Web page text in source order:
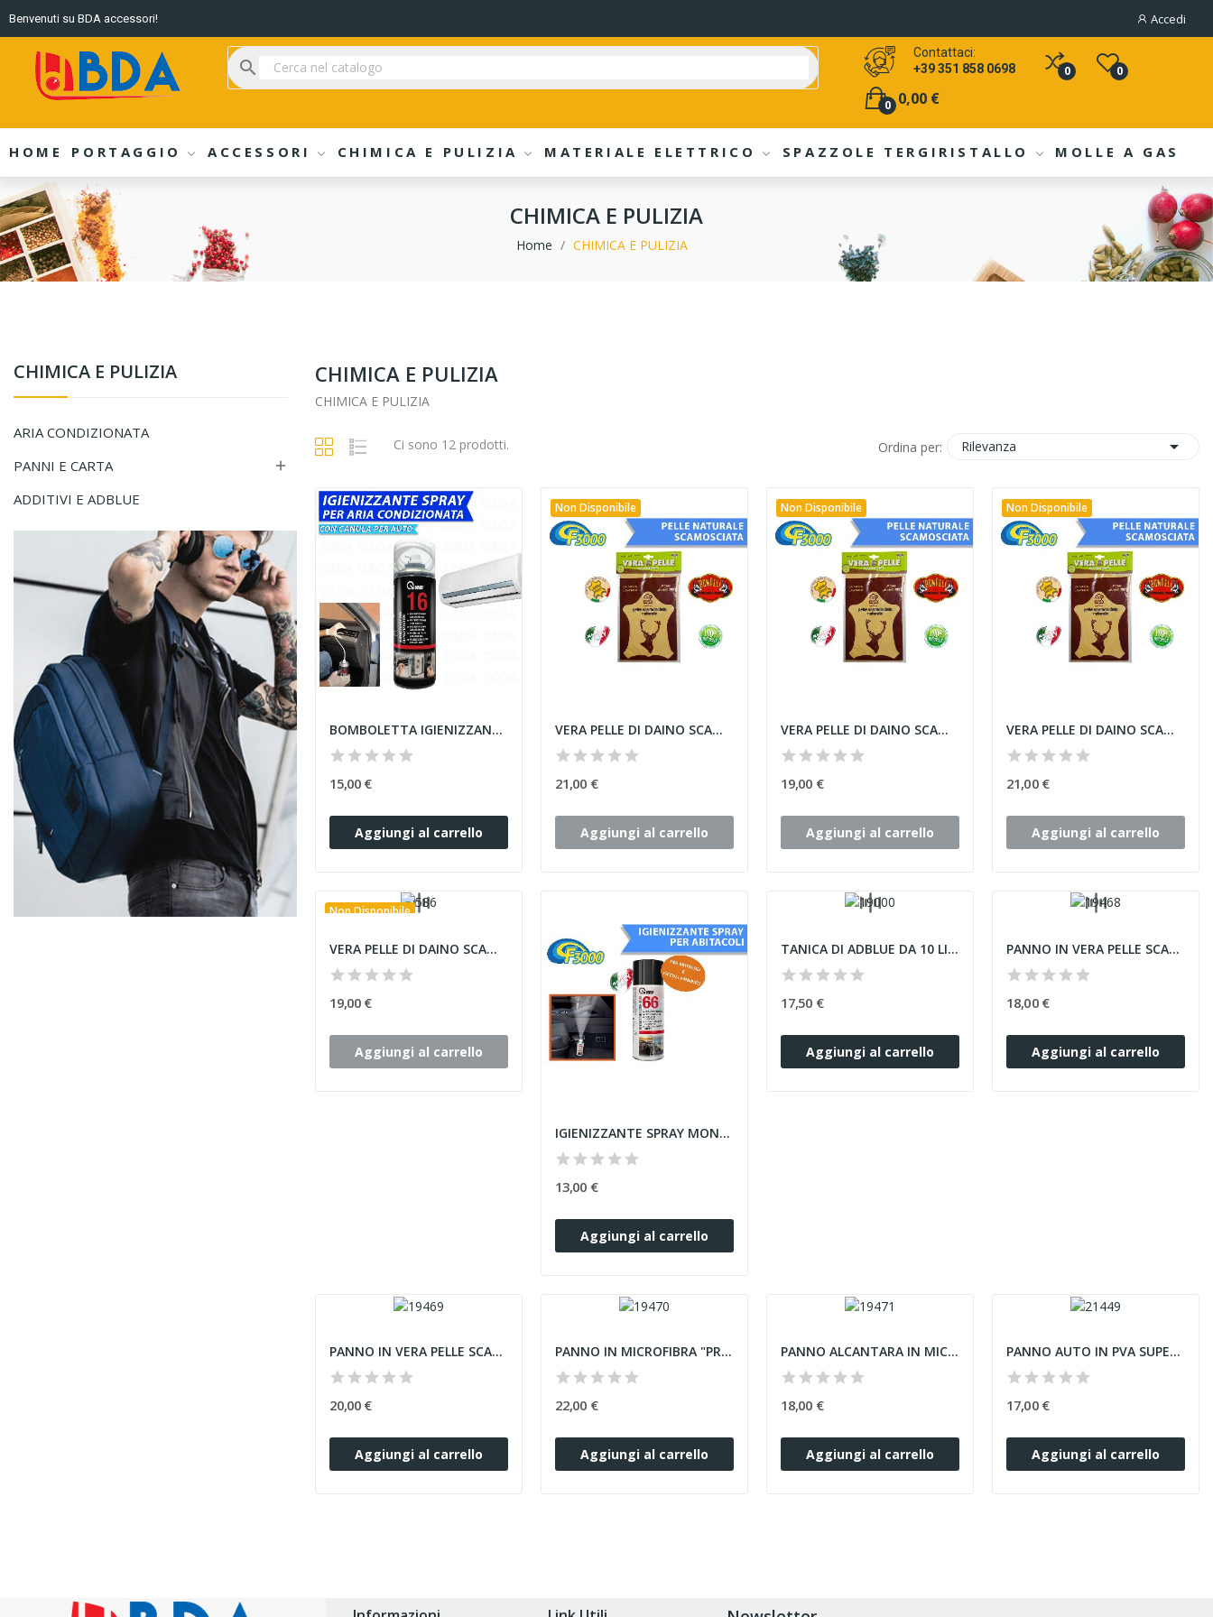
Benvenuti su BDA accessori! Accedi
search
Contattaci:
+39 351 858 0698
0 0
0,00 €
0
HOME PORTAGGIO ACCESSORI CHIMICA E PULIZIA MATERIALE ELETTRICO SPAZZOLE TERGIRISTALLO MOLLE A GAS
CHIMICA E PULIZIA
Home CHIMICA E PULIZIA
CHIMICA E PULIZIA
ARIA CONDIZIONATA
PANNI E CARTA

ADDITIVI E ADBLUE
CHIMICA E PULIZIA
CHIMICA E PULIZIA
Ci sono 12 prodotti. Ordina per: Rilevanza 
BOMBOLETTA IGIENIZZANTE SPRAY PER...
15,00 €
Aggiungi al carrello
Non Disponibile
VERA PELLE DI DAINO SCAMOSCIATA 100% NATURALE...
21,00 €
Aggiungi al carrello
Non Disponibile
VERA PELLE DI DAINO SCAMOSCIATA 100% NATURALE...
19,00 €
Aggiungi al carrello
Non Disponibile
VERA PELLE DI DAINO SCAMOSCIATA 100% NATURALE...
21,00 €
Aggiungi al carrello
Non Disponibile
VERA PELLE DI DAINO SCAMOSCIATA 100% NATURALE...
19,00 €
Aggiungi al carrello
IGIENIZZANTE SPRAY MONOUSO PER AUTO CASA CAMERE...
13,00 €
Aggiungi al carrello
TANICA DI ADBLUE DA 10 LITRI CON BECCUCCIO UREA...
17,50 €
Aggiungi al carrello
PANNO IN VERA PELLE SCAMOSCIATA 100% NATURALE...
18,00 €
Aggiungi al carrello
PANNO IN VERA PELLE SCAMOSCIATA 100% NATURALE...
20,00 €
Aggiungi al carrello
PANNO IN MICROFIBRA "PROGLASS" FORMATO 60X80 CM...
22,00 €
Aggiungi al carrello
PANNO ALCANTARA IN MICROFIBRA FORMATO 60X80 CM...
18,00 €
Aggiungi al carrello
PANNO AUTO IN PVA SUPER ASSORBENTE ASCIUGATURA...
17,00 €
Aggiungi al carrello